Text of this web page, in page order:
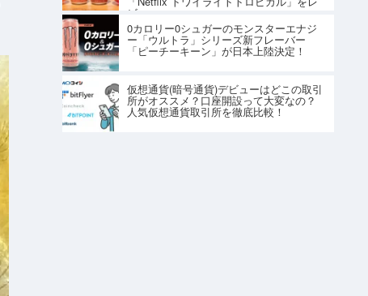
ビュー
0カロリー0シュガーのモンスターエナジ
ー「ウルトラ」シリーズ新フレーバー
「ピーチーキーン」が日本上陸決定！
仮想通貨(暗号通貨)デビューはどこの取引
所がオススメ？口座開設って大変なの？
人気仮想通貨取引所を徹底比較！